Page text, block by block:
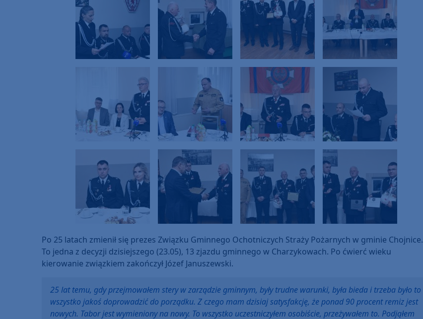
Po 25 latach zmienił się prezes Związku Gminnego Ochotniczych Straży Pożarnych w gminie Chojnice.
To jedna z decyzji dzisiejszego (23.05), 13 zjazdu gminnego w Charzykowach. Po ćwierć wieku
kierowanie związkiem zakończył Józef Januszewski.
25 lat temu, gdy przejmowałem stery w zarządzie gminnym, były trudne warunki, była bieda i trzeba było to
wszystko jakoś doprowadzić do porządku. Z czego mam dzisiaj satysfakcję, że ponad 90 procent remiz jest
nowych. Tabor jest wymieniony na nowy. To wszystko uczestniczyłem osobiście, przeżywałem to. Podjąłem